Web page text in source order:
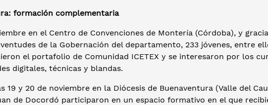
formación complementaria
en el Centro de Convenciones de Montería (Córdoba), y
de la Gobernación del departamento, 233 jóvenes, entre
el portafolio de Comunidad ICETEX y se interesaron por los
digitales, técnicas y blandas.
19 y 20 de noviembre en la Diócesis de Buenaventura (Valle del
de Docordó participaron en un espacio formativo en el que